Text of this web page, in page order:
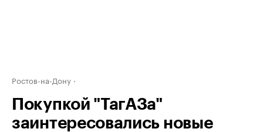
Ростов-на-Дону
Покупкой "ТагАЗа"
заинтересовались новые